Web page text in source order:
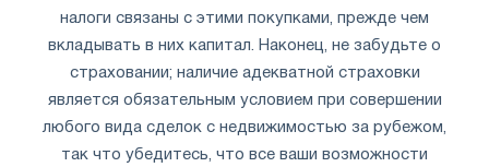
налоги связаны с этими покупками, прежде чем
вкладывать в них капитал. Наконец, не забудьте о
страховании; наличие адекватной страховки
является обязательным условием при совершении
любого вида сделок с недвижимостью за рубежом,
так что убедитесь, что все ваши возможности